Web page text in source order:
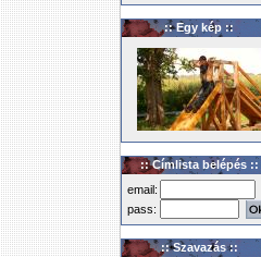
:: Egy kép ::
:: Címlista belépés ::
email:
pass:
:: Szavazás ::